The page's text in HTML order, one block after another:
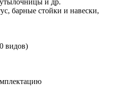
барные стойки и навески,
видов)